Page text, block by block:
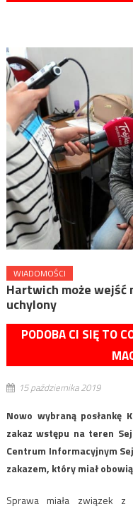
WIADOMOŚCI
Hartwich może wejść
uchylony
PODOBA CI SIĘ TO
15 października 2019
Nowo wybraną posłankę
zakaz wstępu na teren
Centrum Informacyjnym
zakazem, który miał
Sprawa miała związek